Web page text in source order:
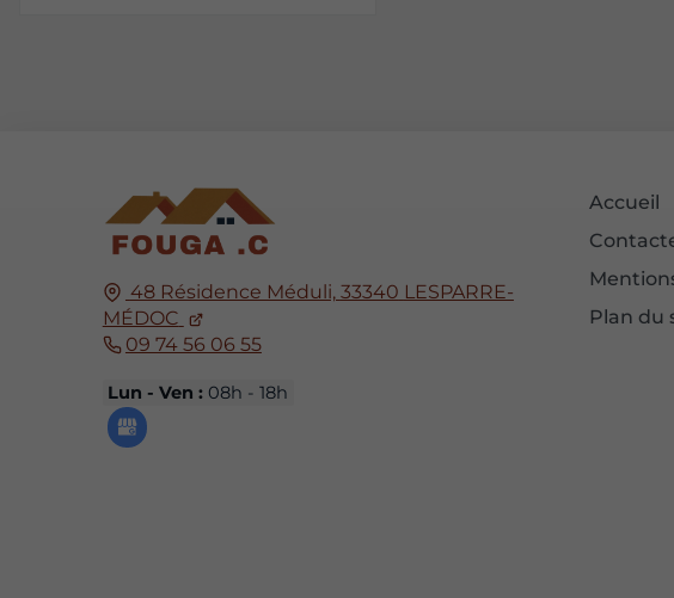
48 Résidence Méduli, 33340 LESPARRE-
MÉDOC
09 74 56 06 55
Lun - Ven : 08h - 18h
Accueil
Plan du